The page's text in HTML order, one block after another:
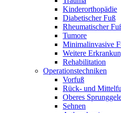
Kinderorthopädie
Diabetischer Fuß
Rheumatischer
Tumore
Minimalinvasive
Weitere
Rehabilitation
Operations­techniken
Vorfuß
Rück- und
Oberes
Sehnen